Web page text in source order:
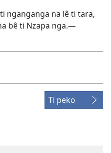
nganganga na lê ti tara,
bê ti Nzapa nga.—
Ti peko